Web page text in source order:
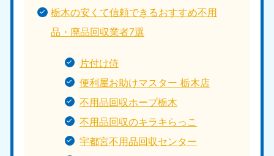
栃木の安くて信頼できるおすすめ不用
品・廃品回収業者7選
片付け侍
便利屋お助けマスター 栃木店
不用品回収ホープ栃木
不用品回収のキラキらっこ
宇都宮不用品回収センター